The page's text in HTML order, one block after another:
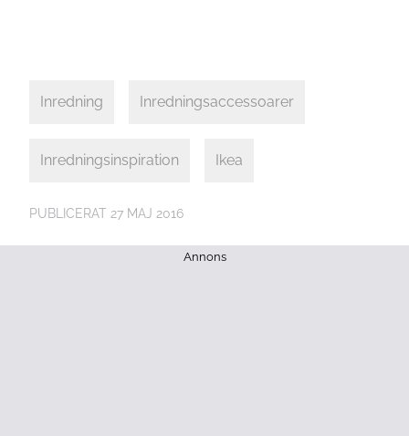
Inredning Inredningsaccessoarer
Inredningsinspiration Ikea
PUBLICERAT 27 MAJ 2016
Annons